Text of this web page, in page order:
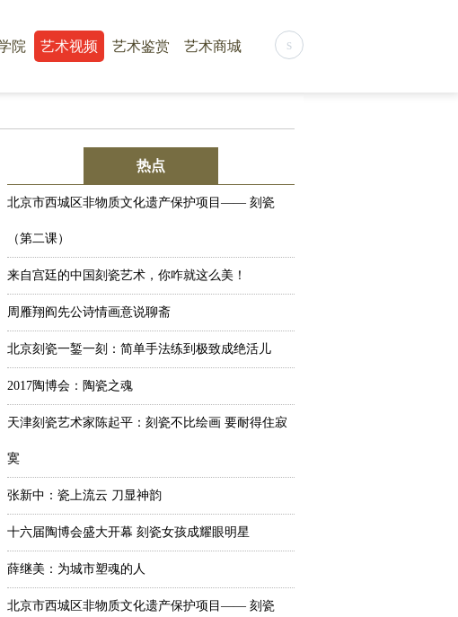
院 艺术视频 艺术鉴赏 艺术商城 s
热点
北京市西城区非物质文化遗产保护项目—— 刻瓷
（第二课）
来自宫廷的中国刻瓷艺术，你咋就这么美！
周雁翔阎先公诗情画意说聊斋
北京刻瓷一錾一刻：简单手法练到极致成绝活儿
2017陶博会：陶瓷之魂
天津刻瓷艺术家陈起平：刻瓷不比绘画 要耐得住寂
寞
张新中：瓷上流云 刀显神韵
十六届陶博会盛大开幕 刻瓷女孩成耀眼明星
薛继美：为城市塑魂的人
北京市西城区非物质文化遗产保护项目—— 刻瓷